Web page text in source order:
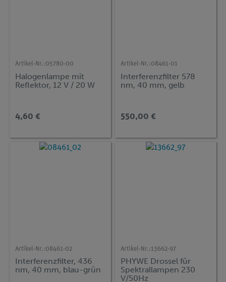
Artikel-Nr.:05780-00
Halogenlampe mit
Reflektor, 12 V / 20 W
4,60 €
Artikel-Nr.:08461-01
Interferenzfilter 578
nm, 40 mm, gelb
550,00 €
Artikel-Nr.:08461-02
Interferenzfilter, 436
nm, 40 mm, blau-grün
Artikel-Nr.:13662-97
PHYWE Drossel für
Spektrallampen 230
V/50Hz